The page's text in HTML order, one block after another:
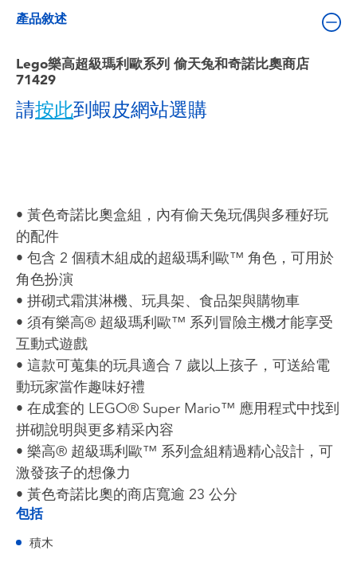
生活雜貨
產品敘述
Lego樂高超級瑪利歐系列 偷天兔和奇諾比奧商店
71429
請按此到蝦皮網站選購
• 黃色奇諾比奧盒組，內有偷天兔玩偶與多種好玩
的配件
• 包含 2 個積木組成的超級瑪利歐™ 角色，可用於
角色扮演
• 拼砌式霜淇淋機、玩具架、食品架與購物車
• 須有樂高® 超級瑪利歐™ 系列冒險主機才能享受
互動式遊戲
• 這款可蒐集的玩具適合 7 歲以上孩子，可送給電
動玩家當作趣味好禮
• 在成套的 LEGO® Super Mario™ 應用程式中找到
拼砌說明與更多精采內容
• 樂高® 超級瑪利歐™ 系列盒組精過精心設計，可
激發孩子的想像力
• 黃色奇諾比奧的商店寬逾 23 公分
包括
積木